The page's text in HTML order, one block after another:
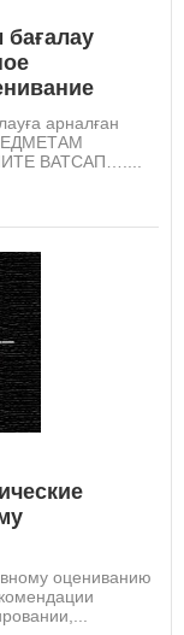
арналған
ВАТСАП…....
оцениванию